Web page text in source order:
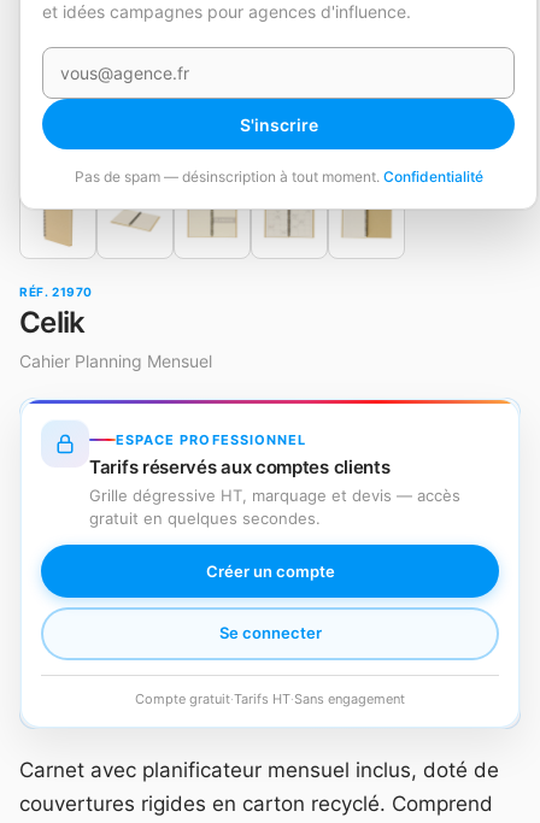
et idées campagnes pour agences d'influence.
Votre e-mail
S'inscrire
Pas de spam — désinscription à tout moment. Confidentialité
RÉF. 21970
Celik
Cahier Planning Mensuel
ESPACE PROFESSIONNEL
Tarifs réservés aux comptes clients
Grille dégressive HT, marquage et devis — accès
gratuit en quelques secondes.
Créer un compte
Se connecter
Compte gratuit·Tarifs HT·Sans engagement
Carnet avec planificateur mensuel inclus, doté de
couvertures rigides en carton recyclé. Comprend